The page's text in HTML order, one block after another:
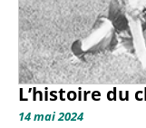
L’histoire du
14 mai 2024